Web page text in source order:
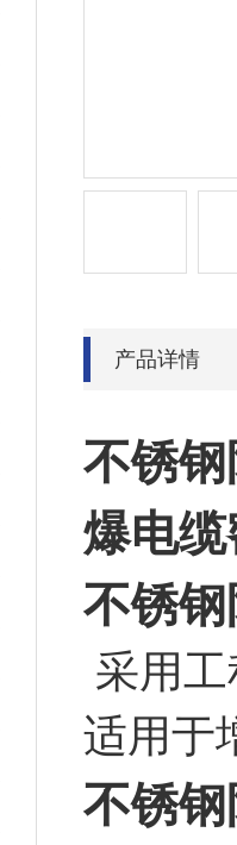
产品详情
不锈钢
爆电
不锈钢
采用
适用于
不锈钢